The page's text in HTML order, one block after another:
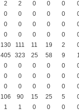
2 2 0 0 0
0 0 0 0 0
0 0 0 0 0
0 0 0 0 0
130 111 11 19 2
405 323 25 58 9
0 0 0 0 0
0 0 0 0 0
0 0 0 0 0
106 90 15 25 5
1 1 0 0 0